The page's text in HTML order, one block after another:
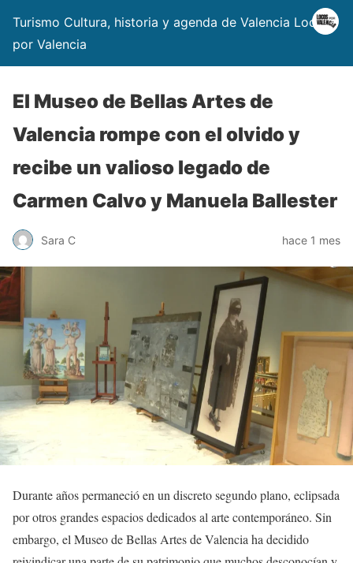
Turismo Cultura, historia y agenda de Valencia Locos
por Valencia
El Museo de Bellas Artes de
Valencia rompe con el olvido y
recibe un valioso legado de
Carmen Calvo y Manuela Ballester
Sara C hace 1 mes
Durante años permaneció en un discreto segundo plano, eclipsada
por otros grandes espacios dedicados al arte contemporáneo. Sin
embargo, el Museo de Bellas Artes de Valencia ha decidido